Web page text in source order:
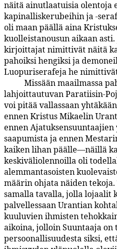
näitä ainutlaatuisia olentoja
kapinalliskerubeihin ja -
oli maan päällä aina
kuolleistanousun aikaan
kirjoittajat nimittivät näitä
pahoiksi hengiksi ja
Luopuriserafeja he
Missään maailmassa
lahjoittautuvan Paratiisin-
voi pitää vallassaan
ennen Kristus Mikaelin
ennen
saapumista ja ennen
kaiken lihan päälle—näillä
keskiväliolennoilla oli
alemmantasoisten
määrin ohjata näiden
samalla tavalla, jolla lojaalit
palvellessaan Urantian
kuuluvien ihmisten
aikoina, jolloin Suuntaaja
persoonallisuudesta siksi,